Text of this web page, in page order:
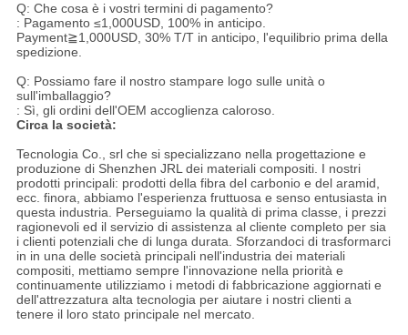
Q: Che cosa è i vostri termini di pagamento?
: Pagamento ≤1,000USD, 100% in anticipo.
Payment≧1,000USD, 30% T/T in anticipo, l'equilibrio prima della
spedizione.
Q: Possiamo fare il nostro stampare logo sulle unità o
sull'imballaggio?
: Sì, gli ordini dell'OEM accoglienza caloroso.
Circa la società:
Tecnologia Co., srl che si specializzano nella progettazione e
produzione di Shenzhen JRL dei materiali compositi. I nostri
prodotti principali: prodotti della fibra del carbonio e del aramid,
ecc. finora, abbiamo l'esperienza fruttuosa e senso entusiasta in
questa industria. Perseguiamo la qualità di prima classe, i prezzi
ragionevoli ed il servizio di assistenza al cliente completo per sia
i clienti potenziali che di lunga durata. Sforzandoci di trasformarci
in in una delle società principali nell'industria dei materiali
compositi, mettiamo sempre l'innovazione nella priorità e
continuamente utilizziamo i metodi di fabbricazione aggiornati e
dell'attrezzatura alta tecnologia per aiutare i nostri clienti a
tenere il loro stato principale nel mercato.